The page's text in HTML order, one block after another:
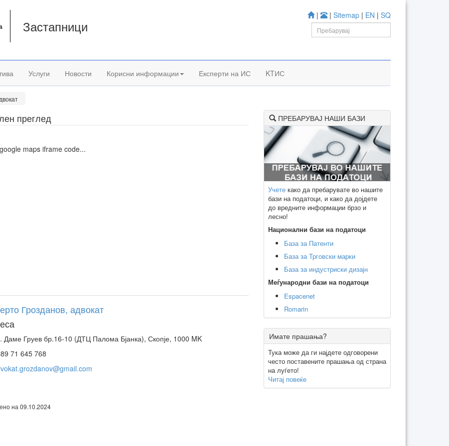
| | Sitemap | EN | SQ
Застапници
Услуги Новости Корисни информации Експерти на ИС KTИС
преглед
maps iframe code...
Грозданов, адвокат
Даме Груев бр.16-10 (ДТЦ Палома Бјанка), Скопје, 1000 MK
71 645 768
на 09.10.2024
ПРЕБАРУВАЈ НАШИ БАЗИ
Учете како да пребарувате во нашите
бази на податоци, и како да дојдете
до вредните информации брзо и
лесно!
Национални бази на податоци
База за Патенти
База за Трговски марки
База за индустриски дизајн
Меѓународни бази на податоци
Espacenet
Romarin
Имате прашања?
Тука може да ги најдете одговорени
често поставените прашања од страна
на луѓето!
Читај повеќе